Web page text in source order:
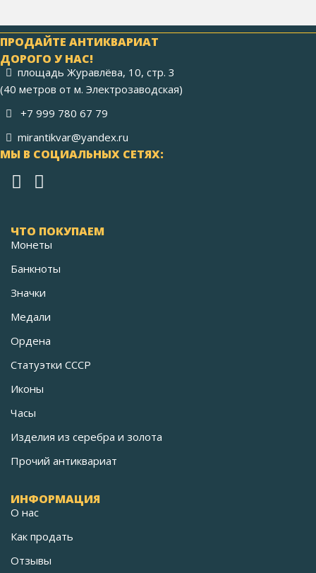
ПРОДАЙТЕ АНТИКВАРИАТ
ДОРОГО У НАС!
площадь Журавлёва, 10, стр. 3
(40 метров от м. Электрозаводская)
+7 999 780 67 79
mirantikvar@yandex.ru
МЫ В СОЦИАЛЬНЫХ СЕТЯХ:
ЧТО ПОКУПАЕМ
Монеты
Банкноты
Значки
Медали
Ордена
Статуэтки СССР
Иконы
Часы
Изделия из серебра и золота
Прочий антиквариат
ИНФОРМАЦИЯ
О нас
Как продать
Отзывы